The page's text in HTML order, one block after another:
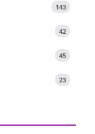
143
42
45
23